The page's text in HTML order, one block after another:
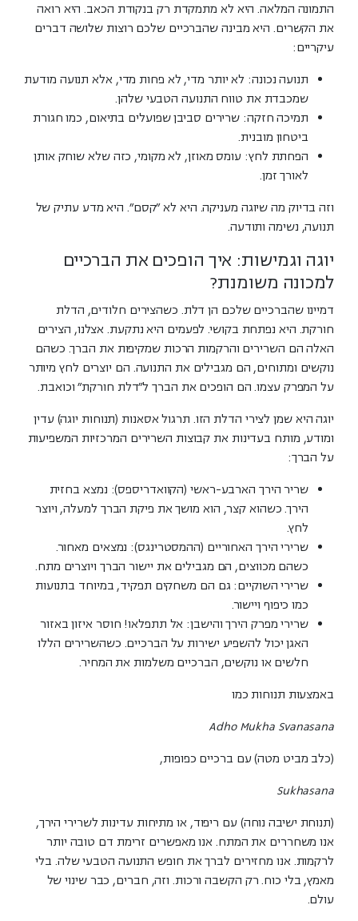
התמונה המלאה. היא לא מתמקדת רק בנקודת הכאב. היא רואה
את הקשרים. היא מבינה שהברכיים שלכם רוצות שלושה דברים
עיקריים:
תנועה נכונה: לא יותר מדי, לא פחות מדי, אלא תנועה מודעת
שמכבדת את טווח התנועה הטבעי שלהן.
תמיכה חזקה: שרירים סביבן שפועלים בתיאום, כמו חגורת
ביטחון מובנית.
הפחתת לחץ: עומס מאוזן, לא מקומי, כזה שלא שוחק אותן
לאורך זמן.
וזה בדיוק מה שיוגה מעניקה. היא לא "קסם". היא מדע עתיק של
תנועה, נשימה ותודעה.
יוגה וגמישות: איך הופכים את הברכיים
למכונה משומנת?
דמיינו שהברכיים שלכם הן דלת. כשהצירים חלודים, הדלת
חורקת. היא נפתחת בקושי. לפעמים היא נתקעת. אצלנו, הצירים
האלה הם השרירים והרקמות הרכות שמקיפות את הברך. כשהם
נוקשים ומתוחים, הם מגבילים את התנועה. הם יוצרים לחץ מיותר
על המפרק עצמו. הם הופכים את הברך ל"דלת חורקת" וכואבת.
יוגה היא שמן לצירי הדלת הזו. תרגול אסאנות (תנוחות יוגה) עדין
ומודע, מותח בעדינות את קבוצות השרירים המרכזיות המשפיעות
על הברך:
שריר הירך הארבע-ראשי (הקוואדריספס): נמצא בחזית
הירך. כשהוא קצר, הוא מושך את פיקת הברך למעלה, ויוצר
לחץ.
שרירי הירך האחוריים (ההמסטרינגס): נמצאים מאחור.
כשהם מכווצים, הם מגבילים את יישור הברך ויוצרים מתח.
שרירי השוקיים: גם הם משחקים תפקיד, במיוחד בתנועות
כמו כיפוף ויישור.
שרירי מפרק הירך והישבן: אל תתפלאו! חוסר איזון באזור
האגן יכול להשפיע ישירות על הברכיים. כשהשרירים הללו
חלשים או נוקשים, הברכיים משלמות את המחיר.
באמצעות תנוחות כמו
Adho Mukha Svanasana
(כלב מביט מטה) עם ברכיים כפופות,
Sukhasana
(תנוחת ישיבה נוחה) עם ריפוד, או מתיחות עדינות לשרירי הירך,
אנו משחררים את המתח. אנו מאפשרים זרימת דם טובה יותר
לרקמות. אנו מחזירים לברך את חופש התנועה הטבעי שלה. בלי
מאמץ, בלי כוח. רק הקשבה ורכות. וזה, חברים, כבר שינוי של
עולם.